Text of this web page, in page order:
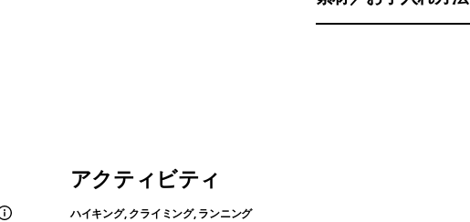
アクティビティ
ハイキング, クライミング, ランニング